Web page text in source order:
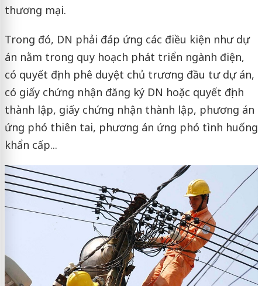
thương mại.
Trong đó, DN phải đáp ứng các điều kiện như dự
án nằm trong quy hoạch phát triển ngành điện,
có quyết định phê duyệt chủ trương đầu tư dự án,
có giấy chứng nhận đăng ký DN hoặc quyết định
thành lập, giấy chứng nhận thành lập, phương án
ứng phó thiên tai, phương án ứng phó tình huống
khẩn cấp...